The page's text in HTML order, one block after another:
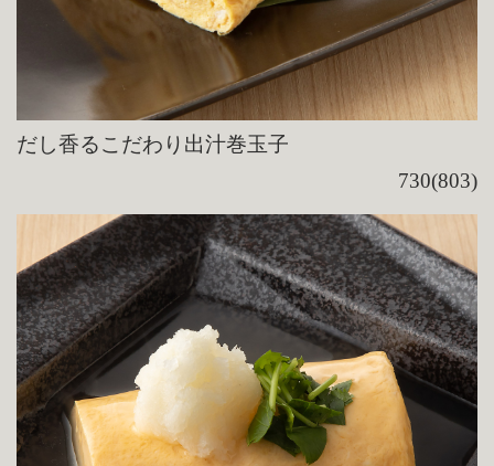
だし香るこだわり出汁巻玉子
730(803)